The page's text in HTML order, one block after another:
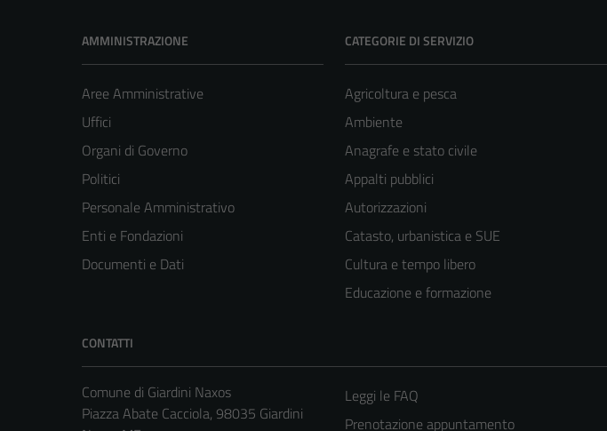
AMMINISTRAZIONE
Aree Amministrative
Uffici
Organi di Governo
Politici
Personale Amministrativo
Enti e Fondazioni
Documenti e Dati
CATEGORIE DI SERVIZIO
Agricoltura e pesca
Ambiente
Anagrafe e stato civile
Appalti pubblici
Autorizzazioni
Catasto, urbanistica e SUE
Cultura e tempo libero
Educazione e formazione
CONTATTI
Comune di Giardini Naxos
Piazza Abate Cacciola, 98035 Giardini
Leggi le FAQ
Prenotazione appuntamento